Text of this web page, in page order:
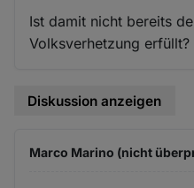
Ist damit nicht bereits
Volksverhetzung erfüllt?
Diskussion anzeigen
Marco Marino (nicht